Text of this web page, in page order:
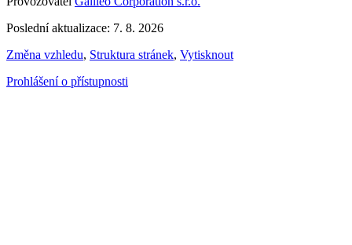
Poslední aktualizace: 7. 8. 2026
Změna vzhledu, Struktura stránek, Vytisknout
Prohlášení o přístupnosti